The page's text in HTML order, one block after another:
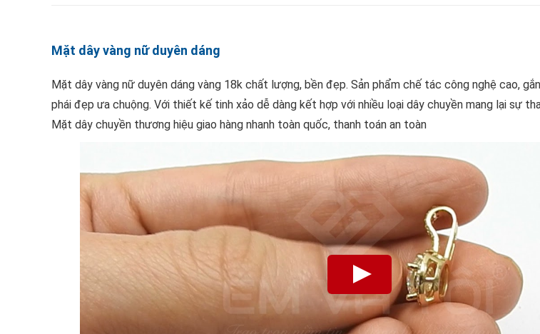
Mặt dây vàng nữ duyên dáng
Mặt dây vàng nữ duyên dáng vàng 18k chất lượng, bền đẹp. Sản phẩm chế tác công nghệ cao,
phái đẹp ưa chuộng. Với thiết kế tinh xảo dễ dàng kết hợp với nhiều loại dây chuyền mang lại sự
Mặt dây chuyền thương hiệu giao hàng nhanh toàn quốc, thanh toán an toàn